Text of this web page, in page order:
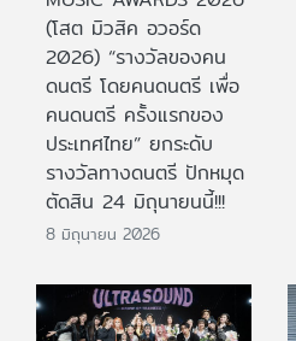
(โสต มิวสิค อวอร์ด
2026) “รางวัลของคน
ดนตรี โดยคนดนตรี เพื่อ
คนดนตรี ครั้งแรกของ
ประเทศไทย” ยกระดับ
รางวัลทางดนตรี ปักหมุด
ตัดสิน 24 มิถุนายนนี้!!!
8 มิถุนายน 2026